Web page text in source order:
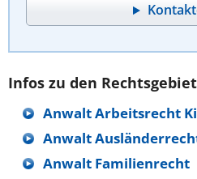
Infos zu den
Anwalt Arbeitsrecht
Anwalt
Anwalt Familienrecht